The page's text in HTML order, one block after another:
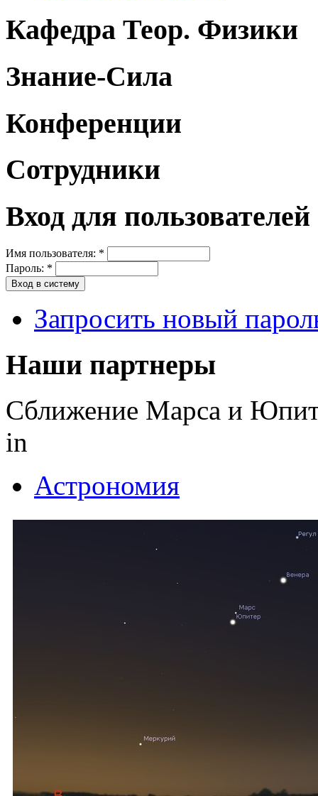
Кафедра Теор. Физики
Знание-Сила
Конференции
Сотрудники
Вход для пользователей
Имя пользователя: *
Пароль: *
Запросить новый
Наши партнеры
Сближение Марса и
in
Астрономия